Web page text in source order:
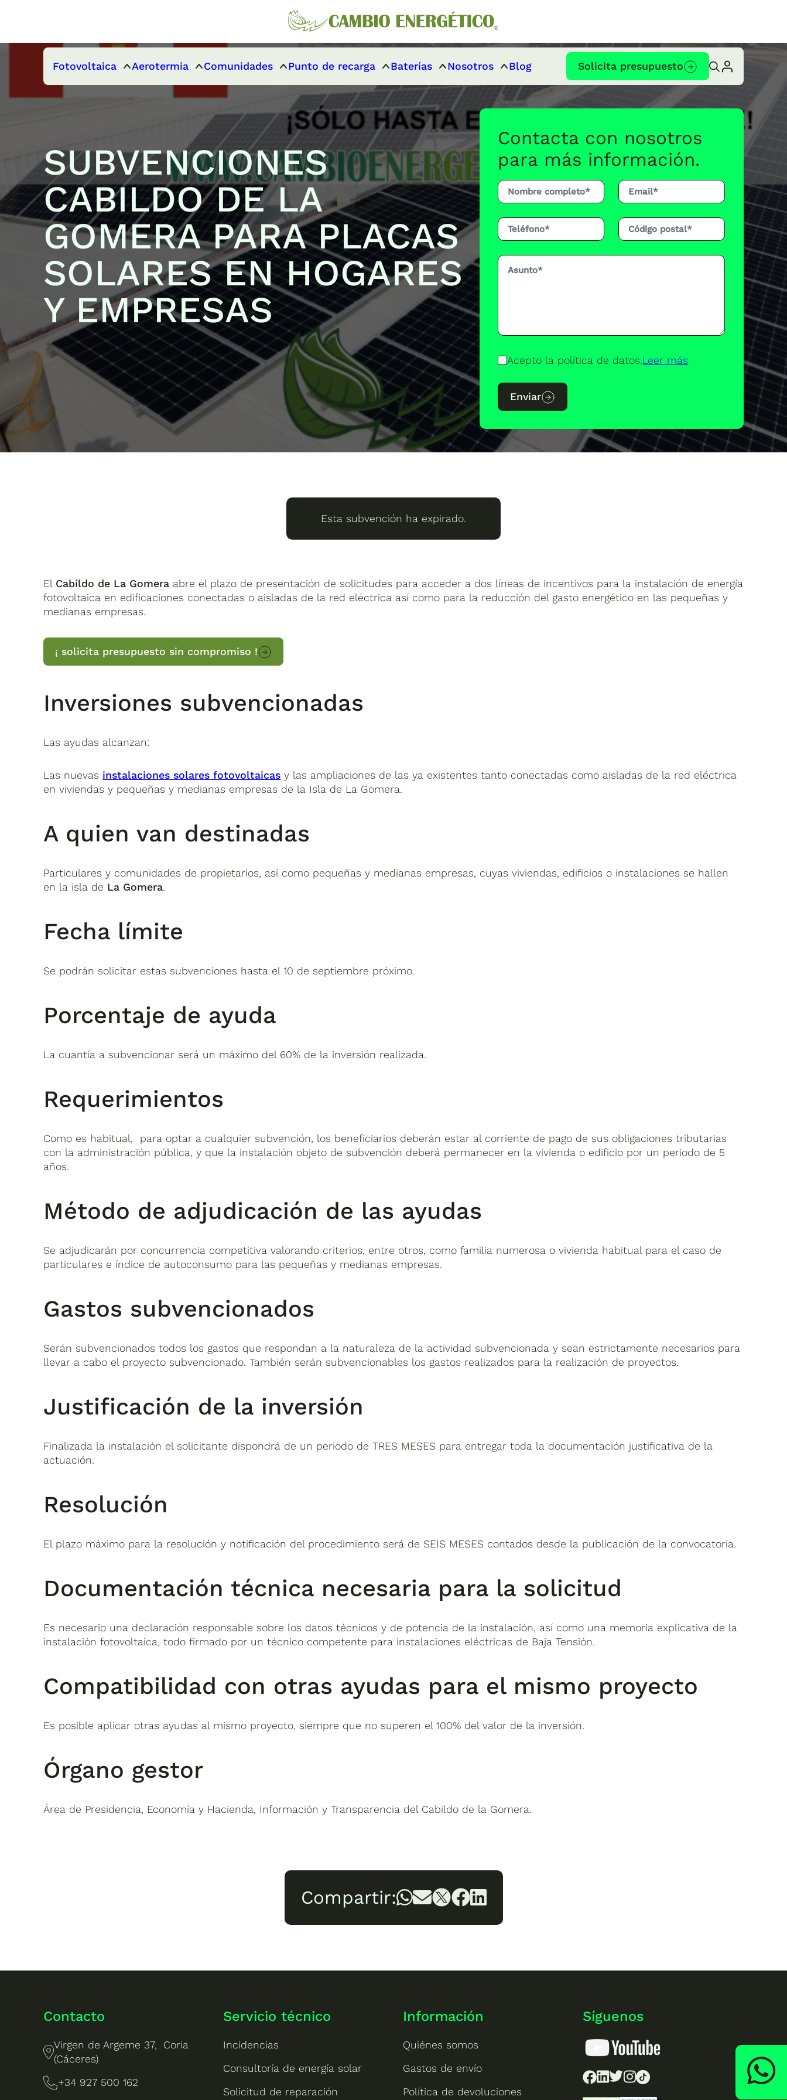
Fotovoltaica Aerotermia Comunidades Punto de recarga Baterías Nosotros Blog Solicita presupuesto
SUBVENCIONES
CABILDO DE LA
GOMERA PARA PLACAS
SOLARES EN HOGARES
Y EMPRESAS
Contacta con nosotros
para más información.
Acepto la política de datos.Leer más
Enviar
Esta subvención ha expirado.
El Cabildo de La Gomera abre el plazo de presentación de solicitudes para acceder a dos líneas de incentivos para la instalación de energía
fotovoltaica en edificaciones conectadas o aisladas de la red eléctrica así como para la reducción del gasto energético en las pequeñas y
medianas empresas.
¡ solicita presupuesto sin compromiso !
Inversiones subvencionadas
Las ayudas alcanzan:
Las nuevas instalaciones solares fotovoltaicas y las ampliaciones de las ya existentes tanto conectadas como aisladas de la red eléctrica
en viviendas y pequeñas y medianas empresas de la Isla de La Gomera.
A quien van destinadas
Particulares y comunidades de propietarios, así como pequeñas y medianas empresas, cuyas viviendas, edificios o instalaciones se hallen
en la isla de La Gomera.
Fecha límite
Se podrán solicitar estas subvenciones hasta el 10 de septiembre próximo.
Porcentaje de ayuda
La cuantía a subvencionar será un máximo del 60% de la inversión realizada.
Requerimientos
Como es habitual, para optar a cualquier subvención, los beneficiarios deberán estar al corriente de pago de sus obligaciones tributarias
con la administración pública, y que la instalación objeto de subvención deberá permanecer en la vivienda o edificio por un periodo de 5
años.
Método de adjudicación de las ayudas
Se adjudicarán por concurrencia competitiva valorando criterios, entre otros, como familia numerosa o vivienda habitual para el caso de
particulares e índice de autoconsumo para las pequeñas y medianas empresas.
Gastos subvencionados
Serán subvencionados todos los gastos que respondan a la naturaleza de la actividad subvencionada y sean estrictamente necesarios para
llevar a cabo el proyecto subvencionado. También serán subvencionables los gastos realizados para la realización de proyectos.
Justificación de la inversión
Finalizada la instalación el solicitante dispondrá de un periodo de TRES MESES para entregar toda la documentación justificativa de la
actuación.
Resolución
El plazo máximo para la resolución y notificación del procedimiento será de SEIS MESES contados desde la publicación de la convocatoria.
Documentación técnica necesaria para la solicitud
Es necesario una declaración responsable sobre los datos técnicos y de potencia de la instalación, así como una memoria explicativa de la
instalación fotovoltaica, todo firmado por un técnico competente para instalaciones eléctricas de Baja Tensión.
Compatibilidad con otras ayudas para el mismo proyecto
Es posible aplicar otras ayudas al mismo proyecto, siempre que no superen el 100% del valor de la inversión.
Órgano gestor
Área de Presidencia, Economía y Hacienda, Información y Transparencia del Cabildo de la Gomera.
Compartir:
Contacto
Virgen de Argeme 37, Coria
(Cáceres)
+34 927 500 162
Servicio técnico
Incidencias
Consultoría de energía solar
Solicitud de reparación
Información
Quiénes somos
Gastos de envío
Política de devoluciones
Síguenos